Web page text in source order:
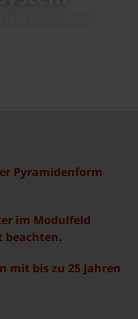
Pyramidenform
im Modulfeld
mit bis zu 25 Jahren